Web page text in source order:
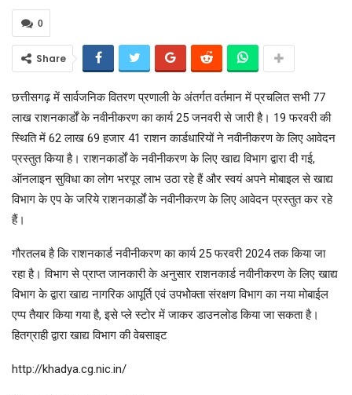
0
Share
छत्तीसगढ़ में सार्वजनिक वितरण प्रणाली के अंतर्गत वर्तमान में प्रचलित सभी 77
लाख राशनकार्डों के नवीनीकरण का कार्य 25 जनवरी से जारी है। 19 फरवरी की
स्थिति में 62 लाख 69 हजार 41 राशन कार्डधारियों ने नवीनीकरण के लिए आवेदन
प्रस्तुत किया है। राशनकार्डों के नवीनीकरण के लिए खाद्य विभाग द्वारा दी गई,
ऑनलाइन सुविधा का लोग भरपूर लाभ उठा रहे हैं और स्वयं अपने मोबाइल से खाद्य
विभाग के एप के जरिये राशनकार्डों के नवीनीकरण के लिए आवेदन प्रस्तुत कर रहे
हैं।
गौरतलब है कि राशनकार्ड नवीनीकरण का कार्य 25 फरवरी 2024 तक किया जा
रहा है। विभाग से प्राप्त जानकारी के अनुसार राशनकार्ड नवीनीकरण के लिए खाद्य
विभाग के द्वारा खाद्य नागरिक आपूर्ति एवं उपभोेक्ता संरक्षण विभाग का नया मोबाईल
एप्प तैयार किया गया है, इसे प्ले स्टोर में जाकर डाउनलोड किया जा सकता है।
हितग्राही द्वारा खाद्य विभाग की वेबसाइट
http://khadya.cg.nic.in/